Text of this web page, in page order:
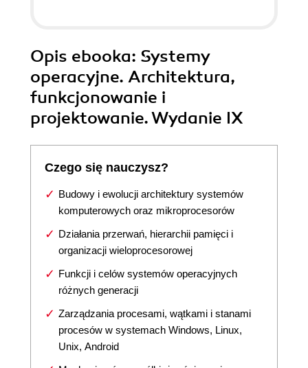
Opis ebooka: Systemy
operacyjne. Architektura,
funkcjonowanie i
projektowanie. Wydanie IX
Czego się nauczysz?
Budowy i ewolucji architektury systemów
komputerowych oraz mikroprocesorów
Działania przerwań, hierarchii pamięci i
organizacji wieloprocesorowej
Funkcji i celów systemów operacyjnych
różnych generacji
Zarządzania procesami, wątkami i stanami
procesów w systemach Windows, Linux,
Unix, Android